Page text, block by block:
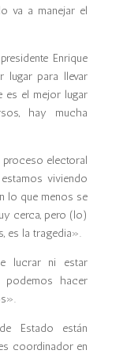
va a manejar el
Enrique
lugar para llevar
es el mejor lugar
hay mucha
proceso electoral
viviendo
lo que menos se
cerca, pero (lo)
es la tragedia».
lucrar ni estar
podemos hacer
Estado están
coordinador en